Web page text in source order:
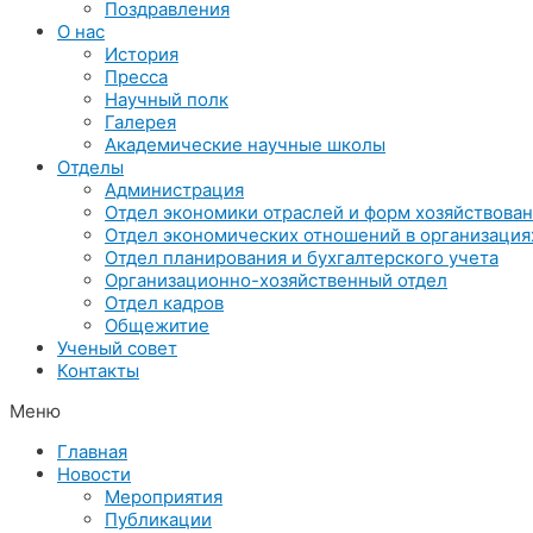
Поздравления
О нас
История
Пресса
Научный полк
Галерея
Академические научные школы
Отделы
Администрация
Отдел экономики отраслей и форм
Отдел экономических отношений в
Отдел планирования и бухгалтерского учета
Организационно-хозяйственный отдел
Отдел кадров
Общежитие
Ученый совет
Контакты
Меню
Главная
Новости
Мероприятия
Публикации